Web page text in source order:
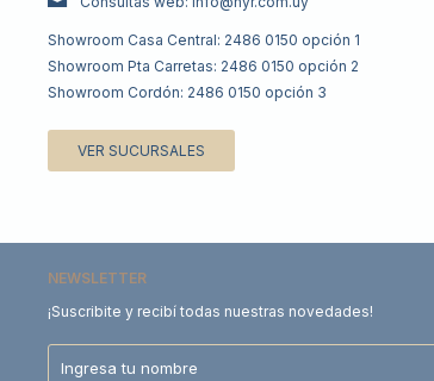
Showroom Casa Central: 2486 0150 opción 1
Showroom Pta Carretas: 2486 0150 opción 2
Showroom Cordón: 2486 0150 opción 3
VER SUCURSALES
NEWSLETTER
¡Suscribite y recibí todas nuestras novedades!